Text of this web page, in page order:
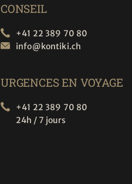
CONSEIL
+41 22 389 70 80
info@kontiki.ch
URGENCES EN VOYAGE
+41 22 389 70 80
24h / 7 jours